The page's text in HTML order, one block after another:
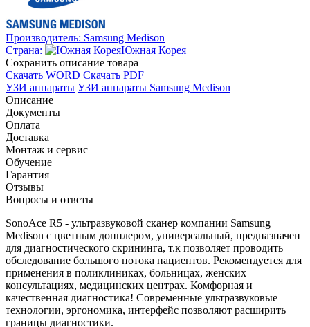
Производитель: Samsung Medison
Страна:
Южная Корея
Cохранить описание товара
Скачать WORD Скачать PDF
УЗИ аппараты УЗИ аппараты Samsung Medison
Описание
Документы
Оплата
Доставка
Монтаж и сервис
Обучение
Гарантия
Отзывы
Вопросы и ответы
SonoAce R5 - ультразвуковой сканер компании Samsung
Medison с цветным допплером, универсальный, предназначен
для диагностического скрининга, т.к позволяет проводить
обследование большого потока пациентов. Рекомендуется для
применения в поликлиниках, больницах, женских
консультациях, медицинских центрах. Комфорная и
качественная диагностика! Современные ультразвуковые
технологии, эргономика, интерфейс позволяют расширить
границы диагностики.